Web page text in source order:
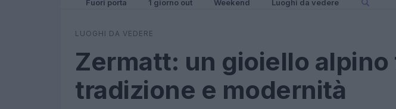
Fuori porta 1 giorno out Weekend Luoghi da vedere
LUOGHI DA VEDERE
Zermatt: un gioiello alpino
tradizione e modernità